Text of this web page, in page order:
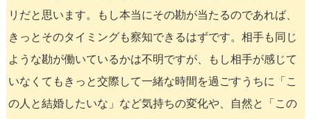
リだと思います。もし本当にその勘が当たるのであれば、
きっとそのタイミングも察知できるはずです。相手も同じ
ような勘が働いているかは不明ですが、もし相手が感じて
いなくてもきっと交際して一緒な時間を過ごすうちに「こ
の人と結婚したいな」など気持ちの変化や、自然と「この